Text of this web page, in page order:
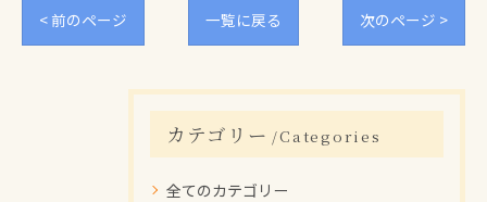
< 前のページ 一覧に戻る 次のページ >
カテゴリー Categories
全てのカテゴリー